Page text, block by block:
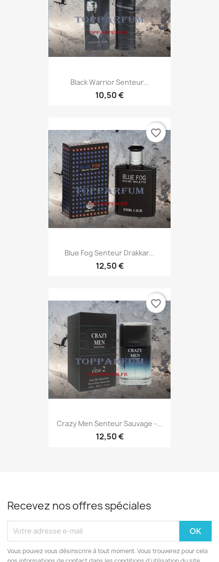
Black Warrior Senteur...
10,50 €
Blue Fog Senteur Drakkar...
12,50 €
favorite_border
Crazy Men Senteur Sauvage -...
12,50 €
favorite_border
Recevez nos offres spéciales
Vous pouvez vous désinscrire à tout moment. Vous trouverez pour cela